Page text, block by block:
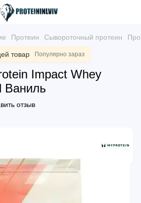
Протеин Сывороточный протеин
товар Популярно зараз
Impact Whey
Ваниль
отзыв